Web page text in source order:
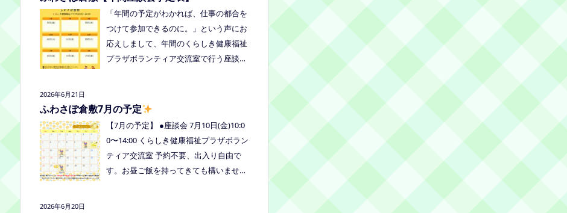
17:00まで お申し込みはこちらをクリッ
クしてお申し込みください。または、公
式LINE、Instagramにメッセージを送っ
「年間の予定がわかれば、仕事の都合を
つけて参加できるのに。」という声にお
応えしまして、年間のくらしき健康福祉
プラザボランティア交流室で行う座談会
ています。 ※予定ですので、変更の場合
2026年6月21日
ふわさぽ倉敷7月の予定
【7月の予定】 ●座談会 7月10日(金)10:0
0〜14:00 くらしき健康福祉プラザボラン
ティア交流室 予約不要、出入り自由で
す。お昼ご飯を持ってきても構いません
2026年6月20日